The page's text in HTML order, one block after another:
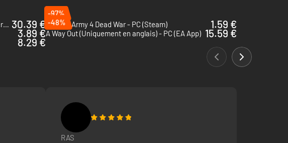
Gears 5 - PC, Xbox One & Xbox Series X|S (Microsoft Store) 30.39 €
-97%
Zombie Army 4 Dead War - PC (Steam)
1.59 €
3.89 €
-48%
A Way Out (Uniquement en anglais) - PC (EA App) 15.59 €
8.29 €
RAS